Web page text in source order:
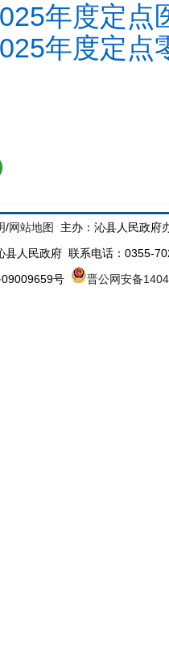
年度定
年度定
/网站地图
主办：沁县人民政府
县人民政府 联系电话：0355-
号
晋公网安备